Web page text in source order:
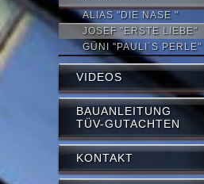
ALIAS "DIE NASE "
JOSEF "ERSTE LIEBE"
GÜNI "PAULI´S PERLE"
VIDEOS
BAUANLEITUNG
TÜV-GUTACHTEN
KONTAKT